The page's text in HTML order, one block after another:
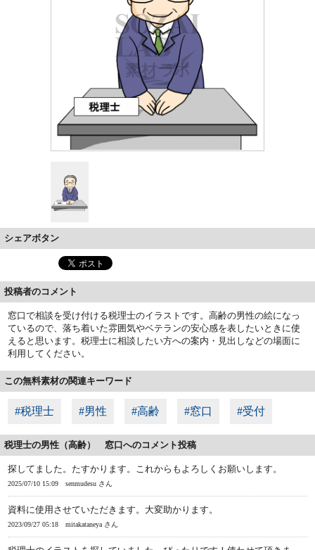
シェアボタン
投稿者のコメント
窓口で相談を受け付ける税理士のイラストです。高齢の男性の絵になっ
ているので、落ち着いた雰囲気やベテランの安心感を表したいときに使
えると思います。税理士に相談したい方への案内・見出しなどの場面に
利用してください。
この無料素材の関連キーワード
#税理士 #男性 #高齢 #窓口 #受付
税理士の男性（高齢） 窓口へのコメント投稿
探してました。たすかります。これからもよろしくお願いします。
2025/07/10 15:09 senmudesu さん
資料に使用させていただきます。大変助かります。
2023/09/27 05:18 mitakataneya さん